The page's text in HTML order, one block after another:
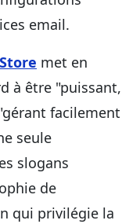
email.
met en
à être "puissant,
facilement
seule
slogans
de
qui privilégie la